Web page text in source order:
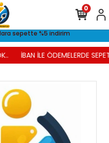
sepette %5 indirim
İBAN İLE ÖDEMELERDE
0